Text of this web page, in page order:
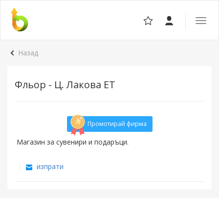
Назад
Фльор - Ц. Лакова ЕТ
Промотирай фирма
Магазин за сувенири и подаръци.
изпрати